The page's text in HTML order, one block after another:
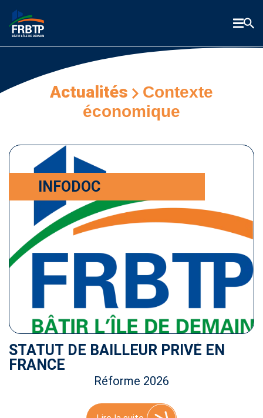
Actualités
Contexte
économique
INFODOC
STATUT DE BAILLEUR PRIVÉ EN
FRANCE
Réforme 2026